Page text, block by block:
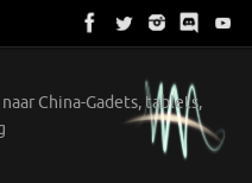
China-Gadets, tablets,